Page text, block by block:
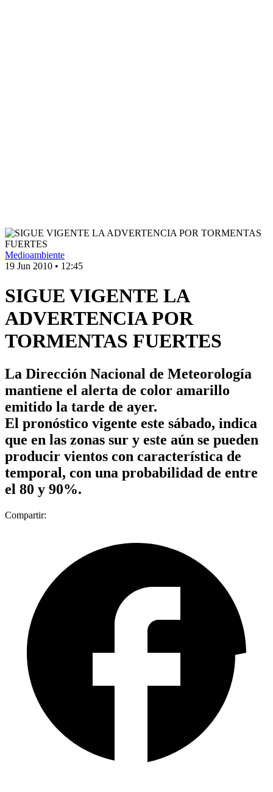
Medioambiente
19 Jun 2010 • 12:45
SIGUE VIGENTE LA
ADVERTENCIA POR
TORMENTAS FUERTES
La Dirección Nacional de Meteorología
mantiene el alerta de color amarillo
emitido la tarde de ayer.
El pronóstico vigente este sábado, indica
que en las zonas sur y este aún se pueden
producir vientos con característica de
temporal, con una probabilidad de entre
el 80 y 90%.
Compartir: